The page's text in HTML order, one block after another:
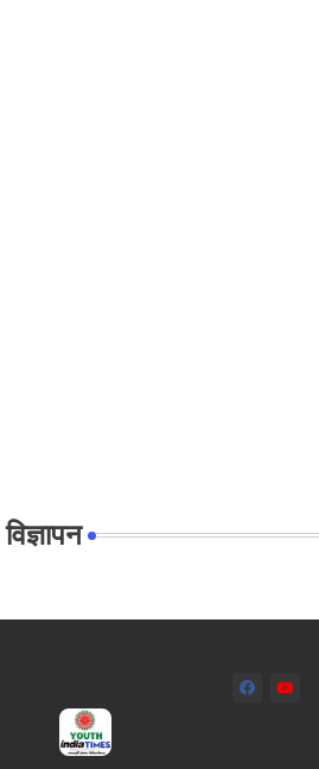
विज्ञापन